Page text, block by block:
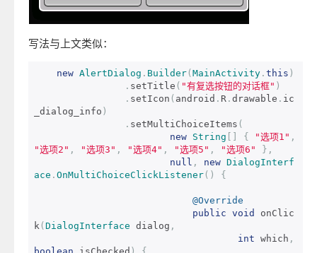
写法与上文类似：
new AlertDialog . Builder( MainActivity . this )
. setTitle ( "有复选按钮的对话框" )
. setIcon ( android . R . drawable . ic
_dialog_info )
. setMultiChoiceItems (
new String { "选项1" ,
"选项2" , "选项3" , "选项4" , "选项5" , "选项6"
},
null , new DialogInterf
ace . OnMultiChoiceClickListener() {
@Override
public void
onClic
k( DialogInterface dialog ,
int which ,